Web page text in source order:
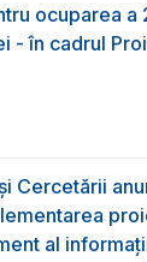
ocuparea
- în cadrul
Cercetării
al